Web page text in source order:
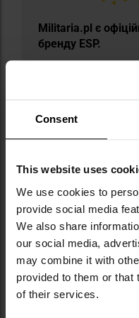
Consent
This website uses
We use cookies to
provide social media
We also share
our social media,
may combine it with
provided to them or that
of their services.
​Militaria.pl є
бренду ESP.
найбільших у
працює з 1992
створенні
електрошокери,
ESP особливо
найкращих
майже з усієї
сертифікат ISO
підтверджує її
надійність.